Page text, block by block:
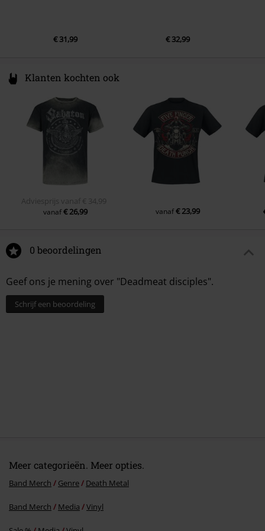
€ 31,99 € 32,99
Klanten kochten ook
Adviesprijs vanaf € 34,99
vanaf€ 26,99 vanaf€ 23,99
0 beoordelingen
Geef ons je mening over "Deadmeat disciples".
Schrijf een beoordeling
Meer categorieën. Meer opties.
Band Merch Genre Death Metal
Band Merch Media Vinyl